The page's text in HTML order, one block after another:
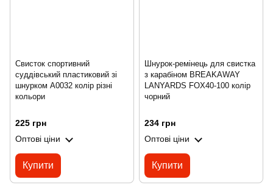
Свисток спортивний
суддівський пластиковий зі
шнурком A0032 колір різні
кольори
225 грн
Оптові ціни
Купити
Шнурок-ремінець для свистка
з карабіном BREAKAWAY
LANYARDS FOX40-100 колір
чорний
234 грн
Оптові ціни
Купити